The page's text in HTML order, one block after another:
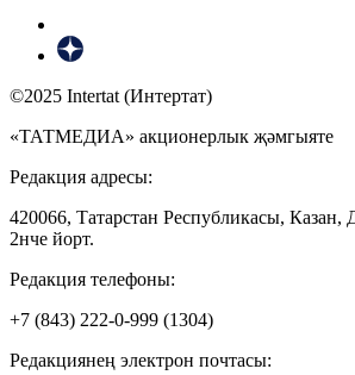
©2025 Intertat (Интертат)
«ТАТМЕДИА» акционерлык җәмгыяте
Редакция адресы:
420066, Татарстан Республикасы, Казан,
2нче йорт.
Редакция телефоны:
+7 (843) 222-0-999 (1304)
Редакциянең электрон почтасы: